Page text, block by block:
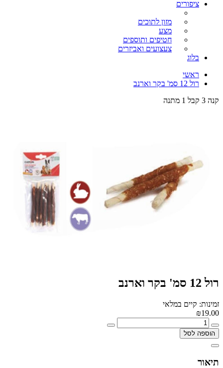
ציפורים
מזון לתוכים
מצע
חטיפים ותוספים
צעצועים ואביזרים
בלוג
ראשי
רול 12 סמ' בקר וארנב
קנה 3 קבל 1 מתנה
רול 12 סמ' בקר וארנב
זמינות: קיים במלאי
₪19.00
הוספה לסל
תיאור